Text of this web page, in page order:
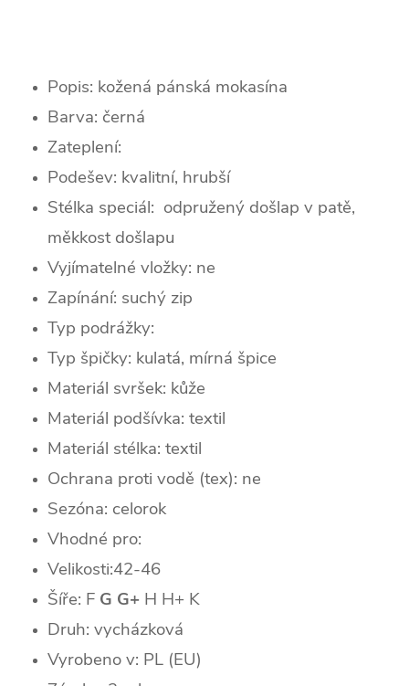
Popis: kožená pánská mokasína
Barva: černá
Zateplení:
Podešev: kvalitní, hrubší
Stélka speciál: odpružený došlap v patě,
měkkost došlapu
Vyjímatelné vložky: ne
Zapínání: suchý zip
Typ podrážky:
Typ špičky: kulatá, mírná špice
Materiál svršek: kůže
Materiál podšívka: textil
Materiál stélka: textil
Ochrana proti vodě (tex): ne
Sezóna: celorok
Vhodné pro:
Velikosti:42-46
Šíře: F G G+ H H+ K
Druh: vycházková
Vyrobeno v: PL (EU)